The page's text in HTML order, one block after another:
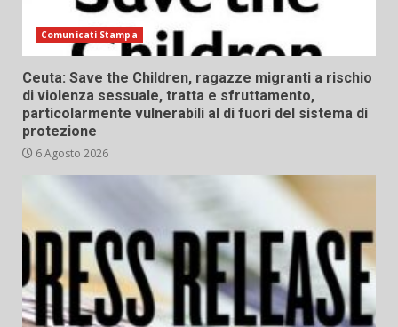
Comunicati Stampa
Ceuta: Save the Children, ragazze migranti a rischio
di violenza sessuale, tratta e sfruttamento,
particolarmente vulnerabili al di fuori del sistema di
protezione
6 Agosto 2026